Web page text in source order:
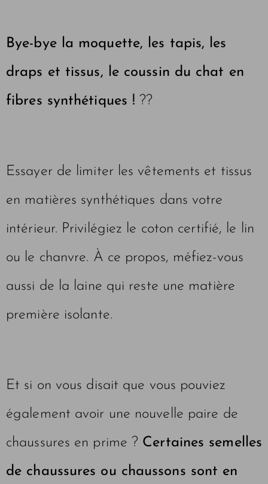
Bye-bye la moquette, les tapis, les
draps et tissus, le coussin du chat en
fibres synthétiques ! ??
Essayer de limiter les vêtements et tissus
en matières synthétiques dans votre
intérieur. Privilégiez le coton certifié, le lin
ou le chanvre. À ce propos, méfiez-vous
aussi de la laine qui reste une matière
première isolante.
Et si on vous disait que vous pouviez
également avoir une nouvelle paire de
chaussures en prime ? Certaines semelles
de chaussures ou chaussons sont en